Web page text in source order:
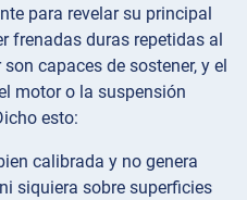
para revelar su principal
frenadas duras repetidas al
capaces de sostener, y el
motor o la suspensión
esto:
calibrada y no genera
siquiera sobre superficies